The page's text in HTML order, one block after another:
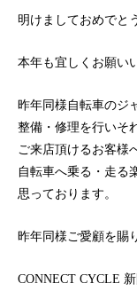
明けましておめでと
本年も宜しくお願い
昨年同様自転車のジ
整備・修理を行いそ
ご来店頂けるお客様
自転車へ乗る・走る
思っております。
昨年同様ご愛顧を賜
CONNECT CYCLE